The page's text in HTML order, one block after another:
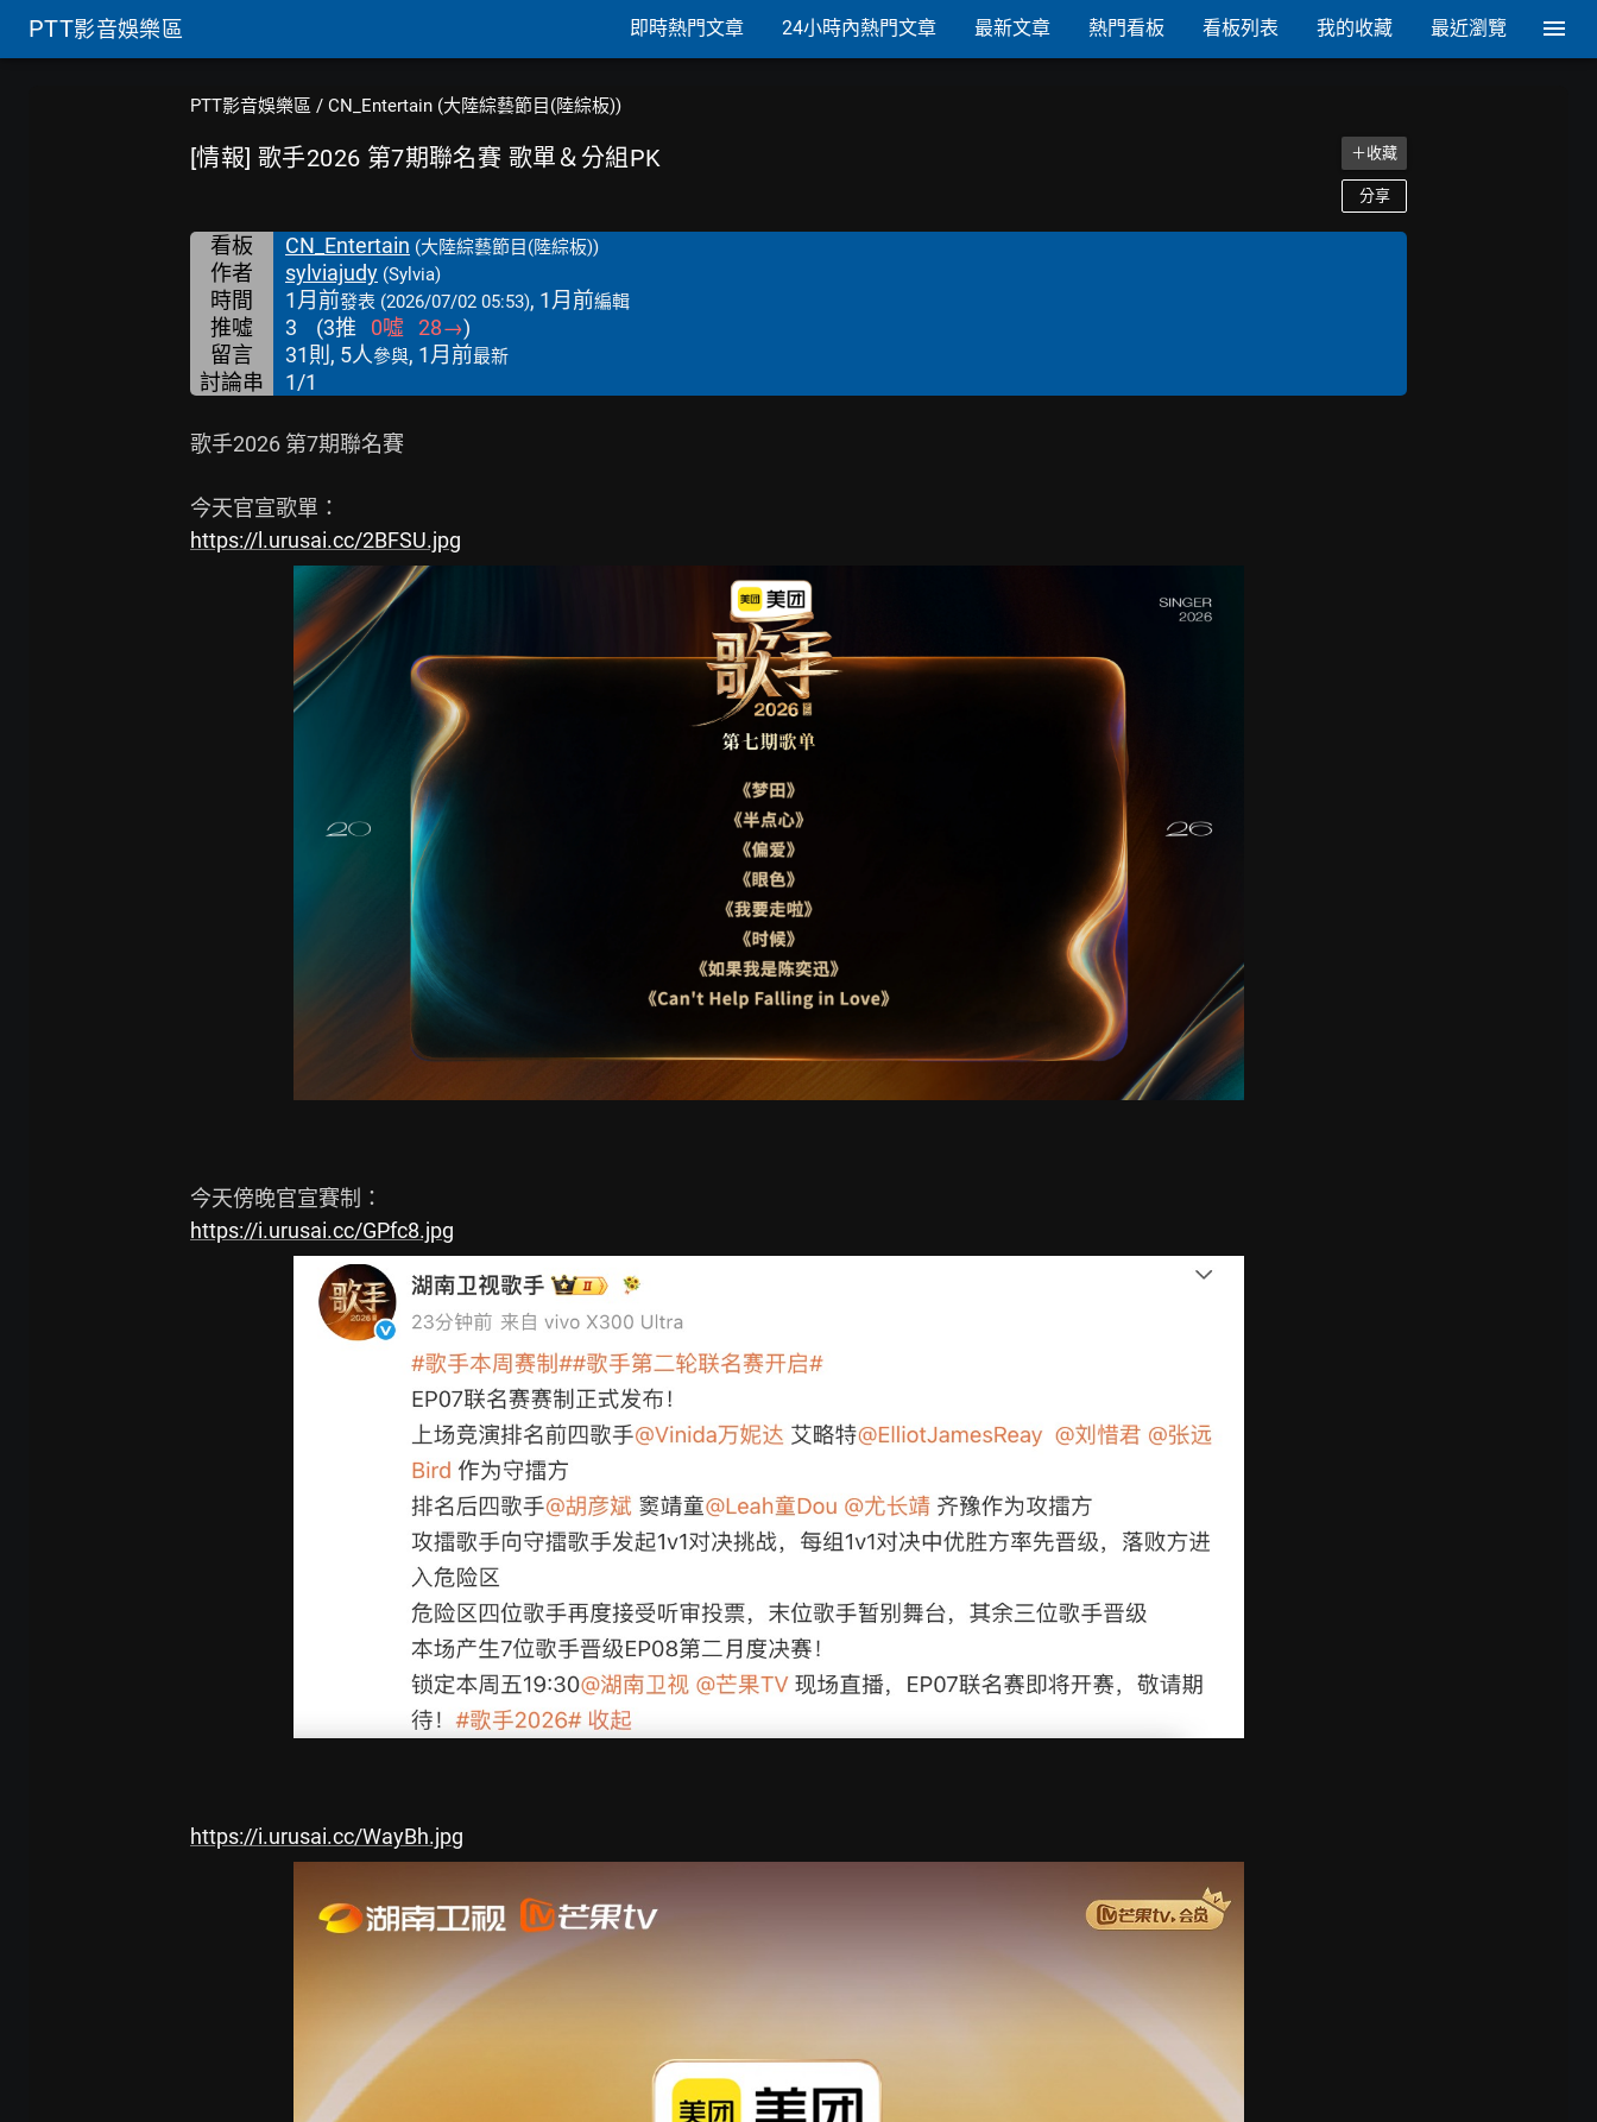
PTT影音娛樂區 即時熱門文章 24小時內熱門文章 最新文章 熱門看板 看板列表 我的收藏 最近瀏覽
PTT影音娛樂區 / CN_Entertain (大陸綜藝節目(陸綜板))
[情報] 歌手2026 第7期聯名賽 歌單＆分組PK ＋收藏
分享
看板 CN_Entertain (大陸綜藝節目(陸綜板))
作者 sylviajudy (Sylvia)
時間 1月前發表 (2026/07/02 05:53), 1月前編輯
推噓 3 (3推 0噓 28→)
留言
31則, 5人參與, 1月前最新
討論串 1/1
歌手2026 第7期聯名賽
https://l.urusai.cc/2BFSU.jpg
https://i.urusai.cc/GPfc8.jpg
https://i.urusai.cc/WayBh.jpg